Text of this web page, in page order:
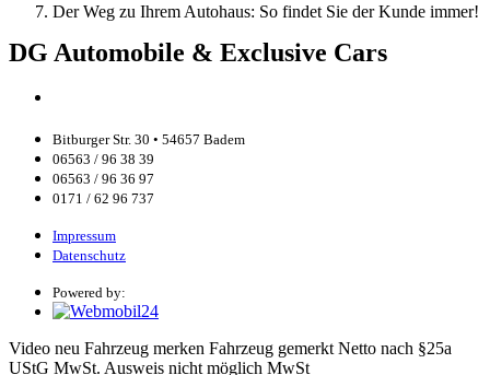
Der Weg zu Ihrem Autohaus: So findet Sie der Kunde immer!
DG Automobile & Exclusive Cars
Bitburger Str. 30 • 54657 Badem
06563 / 96 38 39
06563 / 96 36 97
0171 / 62 96 737
Impressum
Datenschutz
Powered by:
Video neu Fahrzeug merken Fahrzeug gemerkt Netto nach §25a
UStG MwSt. Ausweis nicht möglich MwSt